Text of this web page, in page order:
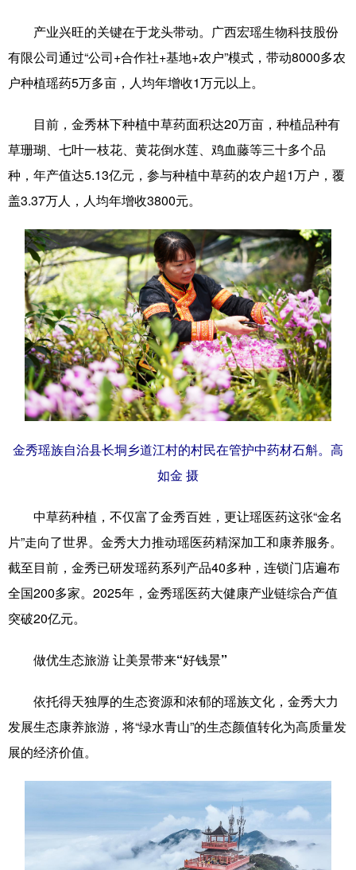
产业兴旺的关键在于龙头带动。广西宏瑶生物科技股份
有限公司通过“公司+合作社+基地+农户”模式，带动8000多农
户种植瑶药5万多亩，人均年增收1万元以上。
目前，金秀林下种植中草药面积达20万亩，种植品种有
草珊瑚、七叶一枝花、黄花倒水莲、鸡血藤等三十多个品
种，年产值达5.13亿元，参与种植中草药的农户超1万户，覆
盖3.37万人，人均年增收3800元。
金秀瑶族自治县长垌乡道江村的村民在管护中药材石斛。高
如金 摄
中草药种植，不仅富了金秀百姓，更让瑶医药这张“金名
片”走向了世界。金秀大力推动瑶医药精深加工和康养服务。
截至目前，金秀已研发瑶药系列产品40多种，连锁门店遍布
全国200多家。2025年，金秀瑶医药大健康产业链综合产值
突破20亿元。
做优生态旅游 让美景带来“好钱景”
依托得天独厚的生态资源和浓郁的瑶族文化，金秀大力
发展生态康养旅游，将“绿水青山”的生态颜值转化为高质量发
展的经济价值。